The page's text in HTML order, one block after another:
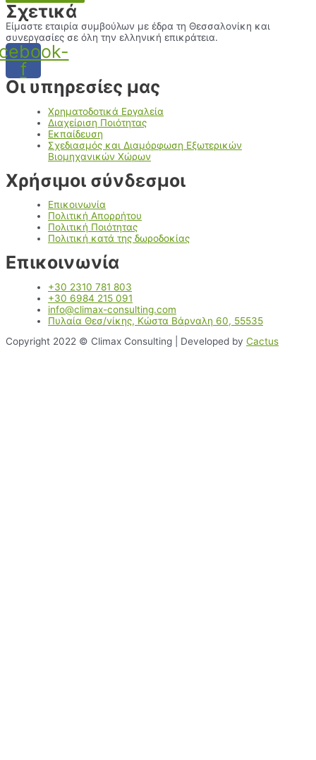
Σχετικά
Είμαστε εταιρία συμβούλων με έδρα τη Θεσσαλονίκη και
συνεργασίες σε όλη την ελληνική επικράτεια.
f
Οι υπηρεσίες μας
Χρηματοδοτικά Εργαλεία
Διαχείριση Ποιότητας
Εκπαίδευση
Σχεδιασμός και Διαμόρφωση Εξωτερικών
Βιομηχανικών Χώρων
Χρήσιμοι σύνδεσμοι
Επικοινωνία
Πολιτική Απορρήτου
Πολιτική Ποιότητας
Πολιτική κατά της δωροδοκίας
Επικοινωνία
+30 2310 781 803
+30 6984 215 091
info@climax-consulting.com
Πυλαία Θεσ/νίκης, Κώστα Βάρναλη 60, 55535
Copyright 2022 © Climax Consulting | Developed by Cactus